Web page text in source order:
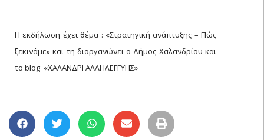
Η εκδήλωση έχει θέμα : «Στρατηγική ανάπτυξης – Πώς
ξεκινάμε» και τη διοργανώνει ο Δήμος Χαλανδρίου και
το blog «ΧΑΛΑΝΔΡΙ ΑΛΛΗΛΕΓΓΥΗΣ»